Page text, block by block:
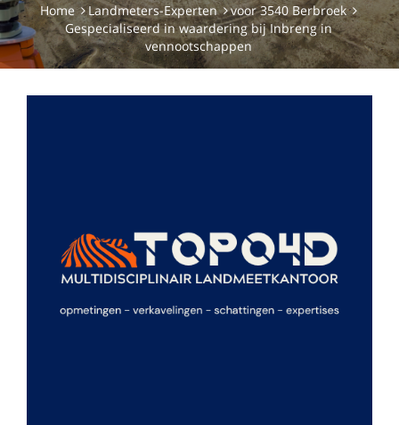
Home Landmeters-Experten
voor 3540 Berbroek
Gespecialiseerd in waardering bij Inbreng in
vennootschappen